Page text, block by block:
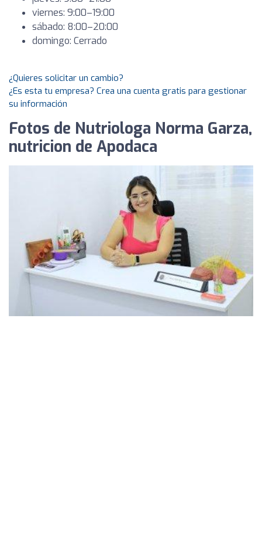
viernes: 9:00–19:00
sábado: 8:00–20:00
domingo: Cerrado
¿Quieres solicitar un cambio?
¿Es esta tu empresa? Crea una cuenta gratis para gestionar
su información
Fotos de Nutriologa Norma Garza,
nutricion de Apodaca